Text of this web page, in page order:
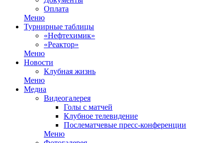
Оплата
Меню
Турнирные таблицы
«Нефтехимик»
«Реактор»
Меню
Новости
Клубная жизнь
Меню
Медиа
Видеогалерея
Голы с матчей
Клубное телевидение
Послематчевые пресс-конференции
Меню